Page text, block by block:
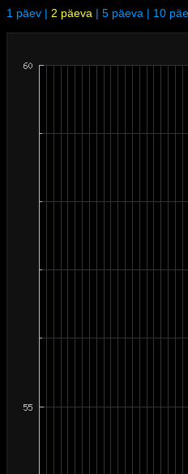
1 päev | 2 päeva | 5 päeva | 10